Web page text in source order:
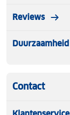
Reviews
Duurzaamheid
Contact